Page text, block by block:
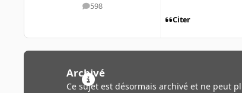
598
messages
Citer
Archivé
Ce sujet est désormais archivé et ne peut